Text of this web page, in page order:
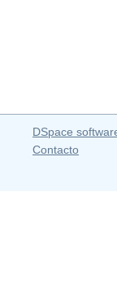
DSpace
Contacto